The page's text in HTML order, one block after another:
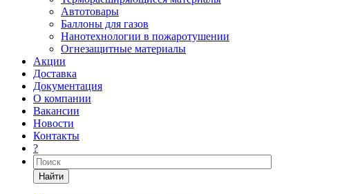
Автотовары
Баллоны для газов
Нанотехнологии в пожаротушении
Огнезащитные материалы
Акции
Доставка
Документация
О компании
Вакансии
Новости
Контакты
?
Найти